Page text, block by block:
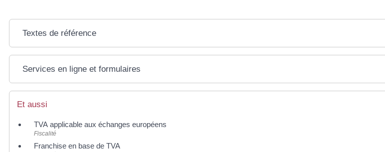
Textes de référence
Services en ligne et formulaires
Et aussi
TVA applicable aux échanges européens
Fiscalité
Franchise en base de TVA